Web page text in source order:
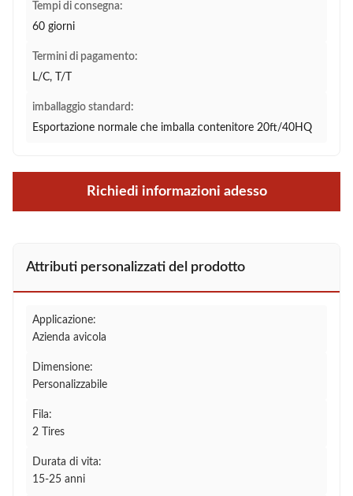
Tempi di consegna:
60 giorni
Termini di pagamento:
L/C, T/T
imballaggio standard:
Esportazione normale che imballa contenitore 20ft/40HQ
Richiedi informazioni adesso
Attributi personalizzati del prodotto
Applicazione:
Azienda avicola
Dimensione:
Personalizzabile
Fila:
2 Tires
Durata di vita:
15-25 anni